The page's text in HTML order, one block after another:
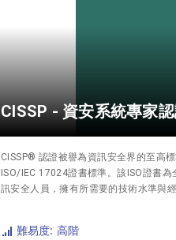
CISSP - 資安系統專家
CISSP® 認證被譽為資訊安全界的至
ISO/IEC 17024證書標準。該ISO證書
訊安全人員，擁有所需要的技術水準與
難易度: 高階